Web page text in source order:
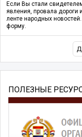
Если Вы стали
явления, провала дороги
ленте народных
форму.
ПОЛЕЗНЫЕ